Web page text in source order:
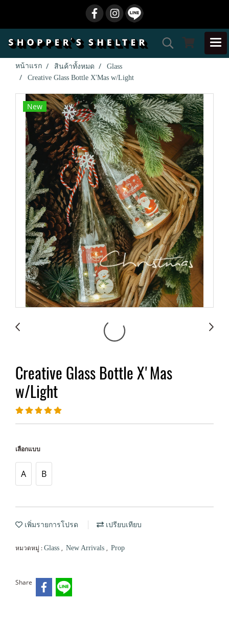
หน้าแรก สินค้าทั้งหมด
Glass
Creative Glass Bottle X'Mas w/Light
New
Creative Glass Bottle X'Mas
w/Light
เลือกแบบ
A B
เพิ่มรายการโปรด เปรียบเทียบ
หมวดหมู่ : Glass , New Arrivals , Prop
Share